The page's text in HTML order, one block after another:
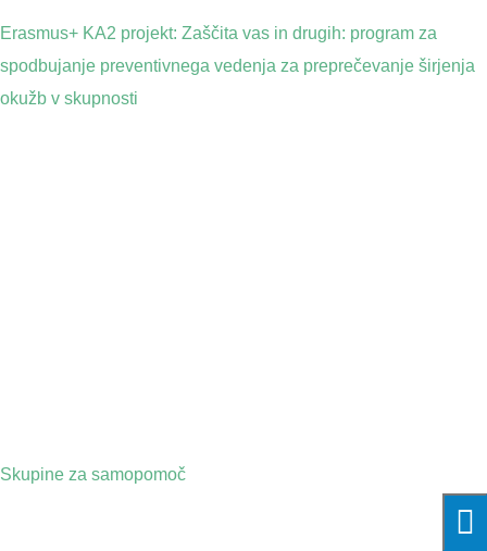
Erasmus+ KA2 projekt: Zaščita vas in drugih: program za
spodbujanje preventivnega vedenja za preprečevanje širjenja
okužb v skupnosti
Skupine za samopomoč